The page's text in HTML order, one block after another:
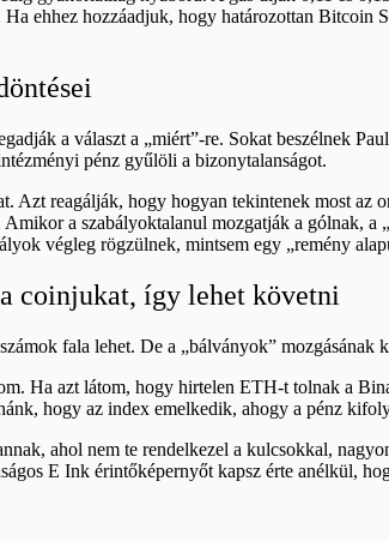
ehhez hozzáadjuk, hogy határozottan
a választ a „miért”-re. Sokat beszélnek
pénz gyűlöli a bizonytalanságot.
Azt reagálják, hogy hogyan tekintenek most
a szabályoktalanul mozgatják a gólnak, a
végleg rögzülnek, mintsem egy „remény
coinjukat, így lehet követni
fala lehet. De a „bálványok” mozgásának
Ha azt látom, hogy hirtelen ETH-t tolnak a
hogy az index emelkedik, ahogy a pénz
ahol nem te rendelkezel a kulcsokkal,
E Ink érintőképernyőt kapsz érte anélkül,